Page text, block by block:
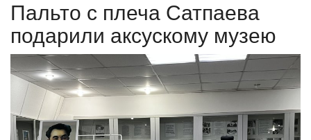
КАЗАХСТАН
МИР
СПЕЦПРОЕКТЫ
Пальто с плеча Сатпаева
подарили аксускому музею